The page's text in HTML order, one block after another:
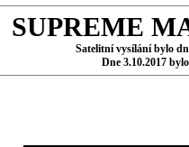
SUPREME
Satelitní vysílání bylo
Dne 3.10.2017